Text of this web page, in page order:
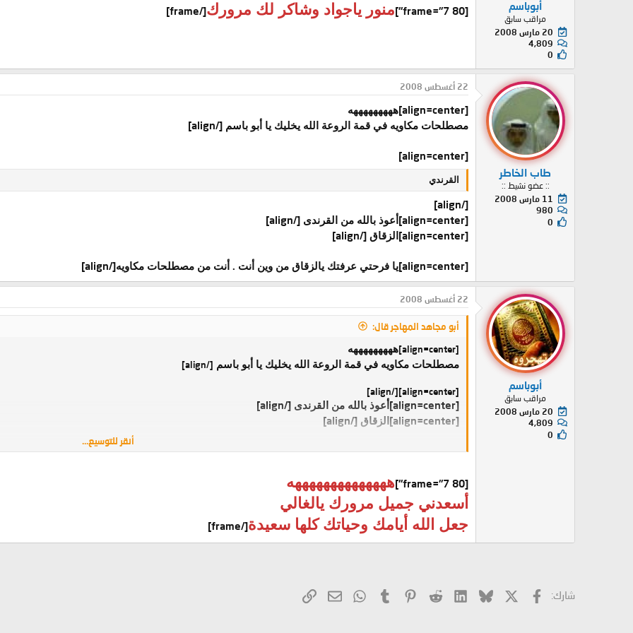
أبوباسم
مراقب سابق
20 مارس 2008
4,809
0
[frame="7 80"] منور ياجواد وشاكر لك مرورك[/frame]
طاب الخاطر
:: عضو نشيط ::
11 مارس 2008
980
0
22 أغسطس 2008
[align=center]
هههههههههه
مصطلحات مكاويه في قمة الروعة الله يخليك يا أبو باسم [/align]
[align=center]
القرندي
[/align]
[align=center]
أعوذ بالله من القرندى [/align]
[align=center]
الزقاق [/align]
[align=center] يا فرحتي عرفتك يالزقاق من وين أنت . أنت من مصطلحات مكاويه[/align]
أبوباسم
مراقب سابق
20 مارس 2008
4,809
0
22 أغسطس 2008
أبو مجاهد المهاجر قال:
[align=center]
هههههههههه
مصطلحات مكاويه في قمة الروعة الله يخليك يا أبو باسم [/align]
[align=center][/align]
[align=center] أعوذ بالله من القرندى [/align]
[align=center]
الزقاق [/align]
يا فرحتي عرفتك يالزقاق من وين أنت . أنت من مصطلحات مكاويه [/align]
أنقر للتوسيع...
[frame="7 80"]
ههههههههههههههه
أسعدني جميل مرورك يالغالي
جعل الله أيامك وحياتك كلها سعيدة[/frame]
شارك: فيسبوك Bluesky
LinkedIn
Reddit
Pinterest
Tumblr
WhatsAppالبريد الإلكتروني